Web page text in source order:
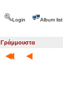
Login Album list
Γράμμουστα